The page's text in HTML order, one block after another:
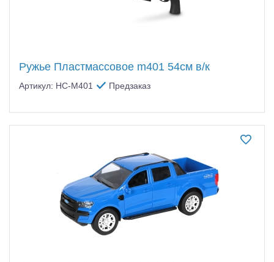
Ружье Пластмассовое m401 54см в/к
Артикул: HC-M401 Предзаказ